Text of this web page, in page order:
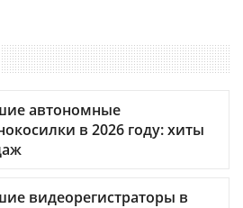
автономные
в 2026 году: хиты
видеорегистраторы в